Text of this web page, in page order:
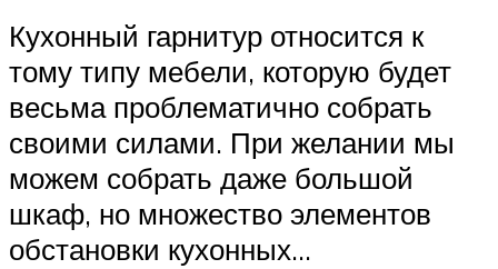
Кухонный гарнитур относится к
тому типу мебели, которую будет
весьма проблематично собрать
своими силами. При желании мы
можем собрать даже большой
шкаф, но множество элементов
обстановки кухонных…